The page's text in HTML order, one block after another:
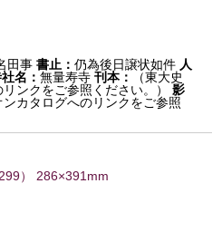
田事 書止：仍為後日譲状如件 人
名：無量寿寺 刊本：
（東大史
ンクをご参照ください。）
影
ンカタログへのリンクをご参照
） 286×391mm